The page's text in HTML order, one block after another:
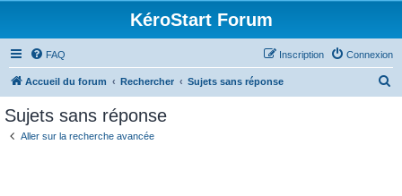
KéroStart Forum
FAQ Connexion
Inscription
Accueil du forum Rechercher Sujets sans réponse
Sujets sans réponse
Aller sur la recherche avancée